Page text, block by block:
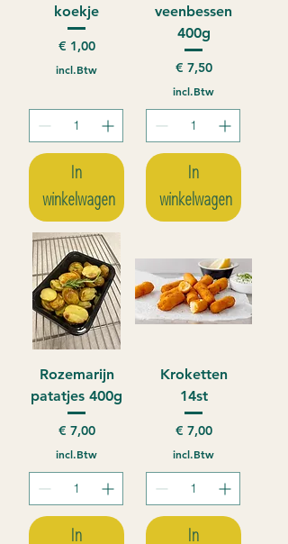
koekje
Prijs
€ 1,00
incl.Btw
In
winkelwagen
veenbessen
400g
Prijs
€ 7,50
incl.Btw
In
winkelwagen
Rozemarijn
patatjes 400g
Prijs
€ 7,00
incl.Btw
In
Kroketten
14st
Prijs
€ 7,00
incl.Btw
In